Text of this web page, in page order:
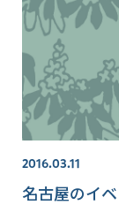
2016.03.11
名古屋のイ